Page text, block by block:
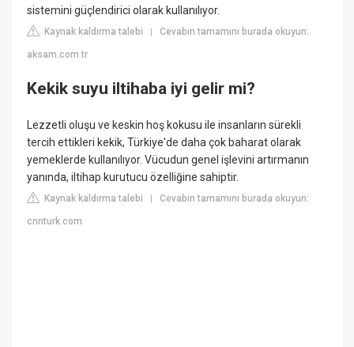
sistemini güçlendirici olarak kullanılıyor.
Kaynak kaldırma talebi |Cevabın tamamını burada okuyun:
aksam.com.tr
Kekik suyu iltihaba iyi gelir mi?
Lezzetli oluşu ve keskin hoş kokusu ile insanların sürekli
tercih ettikleri kekik, Türkiye'de daha çok baharat olarak
yemeklerde kullanılıyor. Vücudun genel işlevini artırmanın
yanında, iltihap kurutucu özelliğine sahiptir.
Kaynak kaldırma talebi |Cevabın tamamını burada okuyun:
cnnturk.com